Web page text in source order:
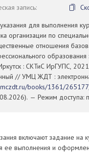
запись:
для выполнения
организации по
отношения
образования
: СКТиС ИрГУПС,
// УМЦ ЖДТ :
books/1361/
— Режим доступа:
включают задание на
ее выполнения и